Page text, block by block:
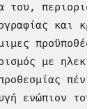
του,
και
με
ενώπιον του